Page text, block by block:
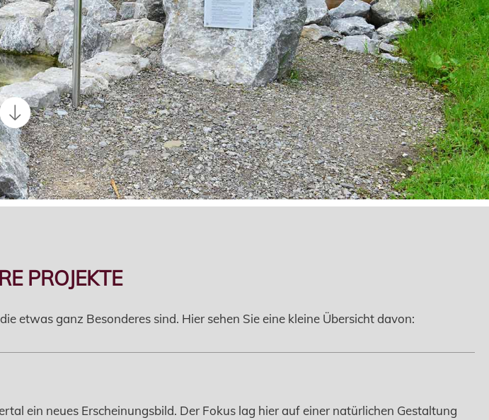
PROJEKTE
etwas ganz Besonderes sind. Hier sehen Sie eine kleine Übersicht davon:
ein neues Erscheinungsbild. Der Fokus lag hier auf einer natürlichen Gestaltung